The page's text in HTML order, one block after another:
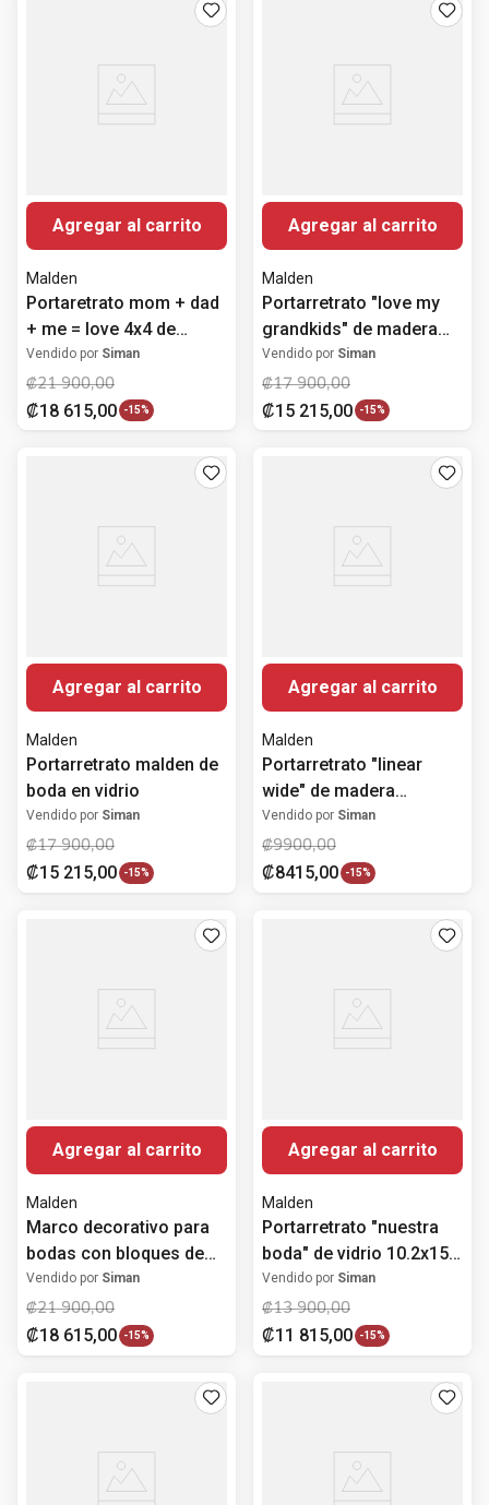
Agregar al carrito
Malden
Portaretrato mom + dad
+ me = love 4x4 de
madera
Vendido por Siman
₡21 900,00
₡18 615,00 -15%
Agregar al carrito
Malden
Portarretrato "love my
grandkids" de madera
con bisagra y doble
apertura 10.2x15.2 cm
Vendido por Siman
₡17 900,00
₡15 215,00 -15%
Agregar al carrito
Malden
Portarretrato malden de
boda en vidrio
Vendido por Siman
₡17 900,00
₡15 215,00 -15%
Agregar al carrito
Malden
Portarretrato "linear
wide" de madera
10.2x15.2 cm
Vendido por Siman
₡9900,00
₡8415,00 -15%
Agregar al carrito
Malden
Marco decorativo para
bodas con bloques de
fechas y frases
10.2x10.2 cm
Vendido por Siman
₡21 900,00
₡18 615,00 -15%
Agregar al carrito
Malden
Portarretrato "nuestra
boda" de vidrio 10.2x15.2
cm
Vendido por Siman
₡13 900,00
₡11 815,00 -15%